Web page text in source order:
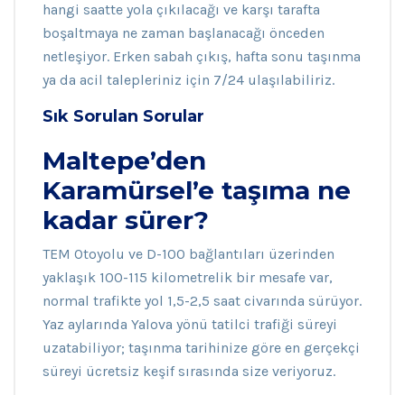
hangi saatte yola çıkılacağı ve karşı tarafta
boşaltmaya ne zaman başlanacağı önceden
netleşiyor. Erken sabah çıkış, hafta sonu taşınma
ya da acil talepleriniz için 7/24 ulaşılabiliriz.
Sık Sorulan Sorular
Maltepe’den
Karamürsel’e taşıma ne
kadar sürer?
TEM Otoyolu ve D-100 bağlantıları üzerinden
yaklaşık 100-115 kilometrelik bir mesafe var,
normal trafikte yol 1,5-2,5 saat civarında sürüyor.
Yaz aylarında Yalova yönü tatilci trafiği süreyi
uzatabiliyor; taşınma tarihinize göre en gerçekçi
süreyi ücretsiz keşif sırasında size veriyoruz.